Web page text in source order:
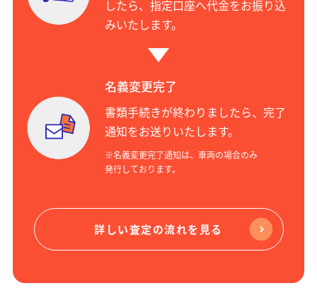
したら、指定口座へ代金をお振り込
みいたします。
名義変更完了
書類手続きが終わりましたら、完了
通知をお送りいたします。
※名義変更完了通知は、車両の場合のみ
発行しております。
詳しい査定の流れを見る